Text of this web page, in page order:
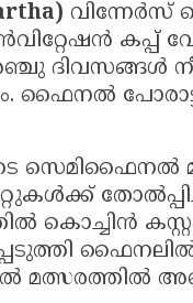
വിന്നേർസ്
ദിവസങ്ങൾ
ഫൈനൽ
സെമിഫൈനൽ
കൊച്ചിൻ
ഫൈനലിൽ